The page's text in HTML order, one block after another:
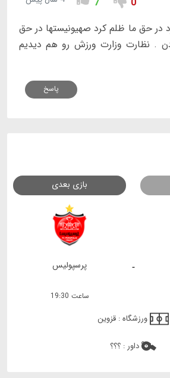
در حق ما ظلم کرد صهیونیستها در حق
. نظارت وزارت ورزش رو هم دیدیم
پاسخ
بازی بعدی
- پرسپولیس
ساعت 19:30
ورزشگاه : قزوین
داور : ؟؟؟